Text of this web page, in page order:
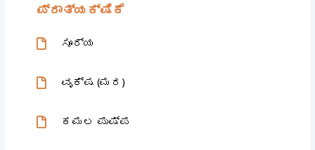
ಪ್ರಾತ್ಯಕ್ಷಿಕೆ
ಸೂರ್ಯ
ವೃಕ್ಷ (ಮರ)
ಕಮಲ ಪುಷ್ಪ